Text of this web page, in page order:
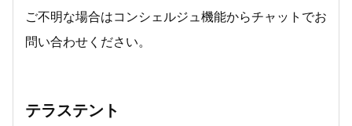
ご不明な場合はコンシェルジュ機能からチャットでお
問い合わせください。
テラステント